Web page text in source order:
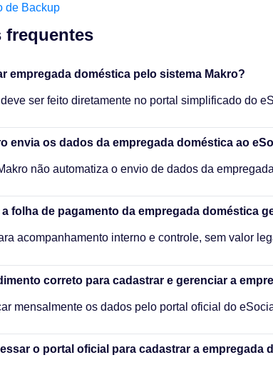
de Backup
frequentes​
empregada doméstica pelo sistema Makro?
ser feito diretamente no portal simplificado do
envia os dados da empregada doméstica ao
não automatiza o envio de dados da
a folha de pagamento da empregada doméstica
acompanhamento interno e controle, sem valor
correto para cadastrar e gerenciar a
mensalmente os dados pelo portal oficial do
o portal oficial para cadastrar a empregada